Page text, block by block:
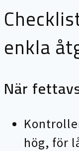
enkla
När
hög, för